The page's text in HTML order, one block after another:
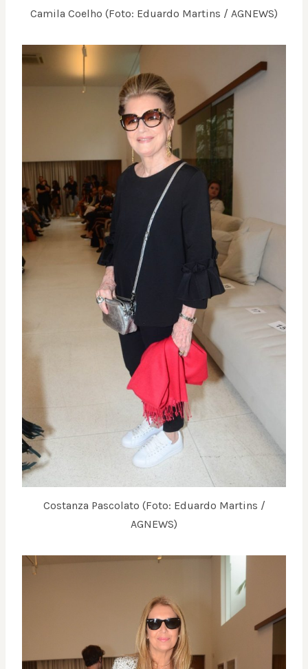
Camila Coelho (Foto: Eduardo Martins / AGNEWS)
Costanza Pascolato (Foto: Eduardo Martins /
AGNEWS)